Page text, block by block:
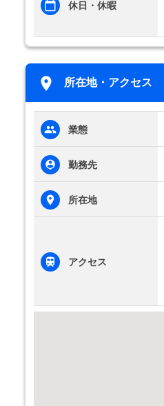
休日・休暇
所在地・アクセス
業態
勤務先
所在地
アクセス